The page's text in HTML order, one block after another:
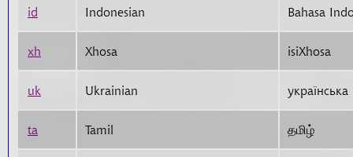
id Indonesian Bahasa
xh Xhosa isiXhosa
uk Ukrainian українська
ta Tamil தமிழ்